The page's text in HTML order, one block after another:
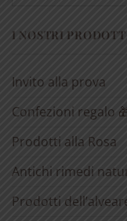
I NOSTRI
Invito alla prova
Confezioni regalo
Prodotti alla Rosa
Antichi rimedi
Prodotti